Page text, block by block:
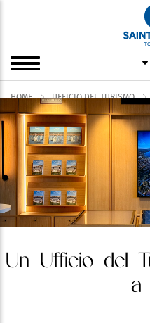
HOME UFFICIO DEL TURISMO
Un Ufficio del
a